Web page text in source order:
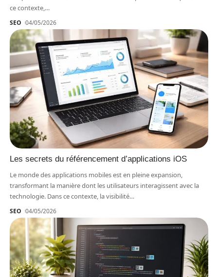
ce contexte,…
SEO 04/05/2026
Les secrets du référencement d’applications iOS
Le monde des applications mobiles est en pleine expansion,
transformant la manière dont les utilisateurs interagissent avec la
technologie. Dans ce contexte, la visibilité…
SEO 04/05/2026